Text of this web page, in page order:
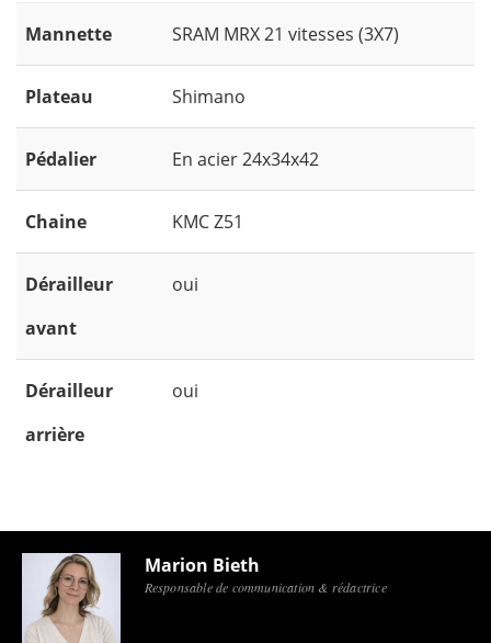
Mannette SRAM MRX 21 vitesses (3X7)
Plateau Shimano
Pédalier En acier 24x34x42
Chaine KMC Z51
Dérailleur
avant
oui
Dérailleur
arrière
oui
Marion Bieth
Responsable de communication & rédactrice